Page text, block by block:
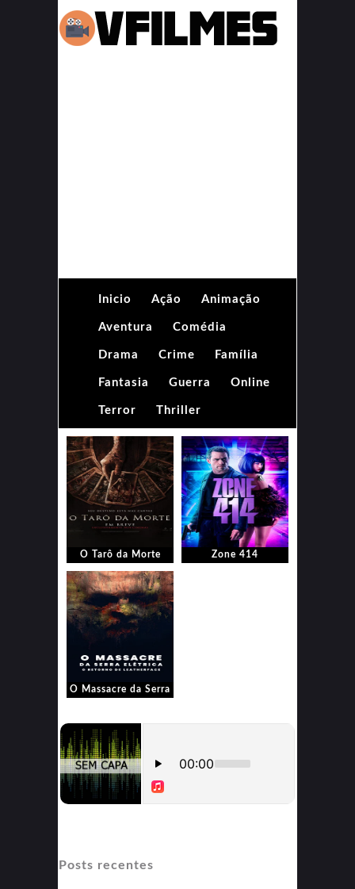
Inicio Ação Animação
Aventura Comédia
Drama Crime Família
Fantasia Guerra Online
Terror Thriller
O Tarô da Morte Zone 414
O Massacre da Serra
Posts recentes